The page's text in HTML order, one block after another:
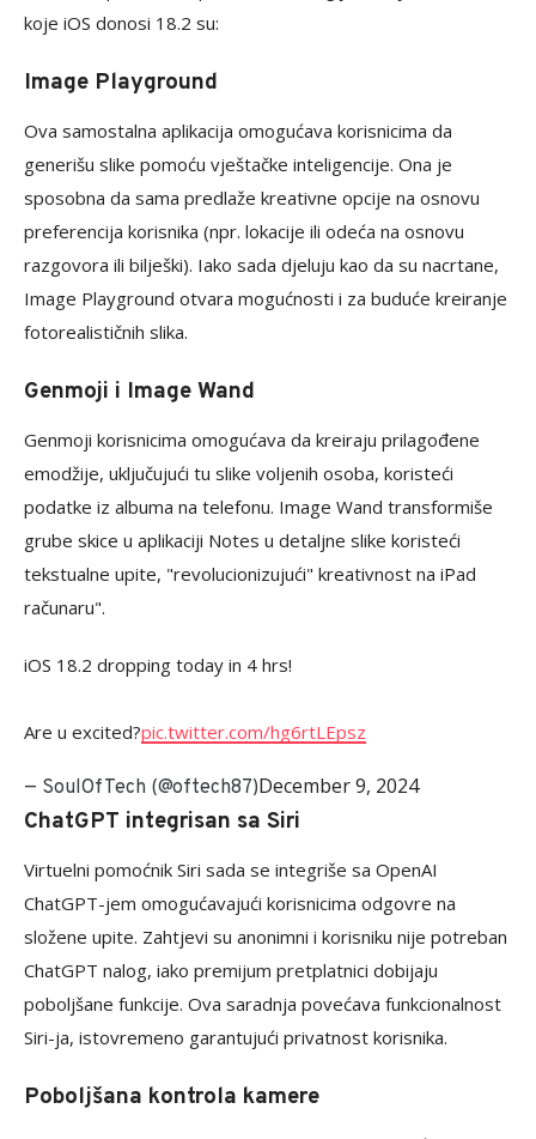
koje iOS donosi 18.2 su:
Image Playground
Ova samostalna aplikacija omogućava korisnicima da
generišu slike pomoću vještačke inteligencije. Ona je
sposobna da sama predlaže kreativne opcije na osnovu
preferencija korisnika (npr. lokacije ili odeća na osnovu
razgovora ili bilješki). Iako sada djeluju kao da su nacrtane,
Image Playground otvara mogućnosti i za buduće kreiranje
fotorealističnih slika.
Genmoji i Image Wand
Genmoji korisnicima omogućava da kreiraju prilagođene
emodžije, uključujući tu slike voljenih osoba, koristeći
podatke iz albuma na telefonu. Image Wand transformiše
grube skice u aplikaciji Notes u detaljne slike koristeći
tekstualne upite, "revolucionizujući" kreativnost na iPad
računaru".
iOS 18.2 dropping today in 4 hrs!
Are u excited?pic.twitter.com/hg6rtLEpsz
— SoulOfTech (@oftech87)December 9, 2024
ChatGPT integrisan sa Siri
Virtuelni pomoćnik Siri sada se integriše sa OpenAI
ChatGPT-jem omogućavajući korisnicima odgovre na
složene upite. Zahtjevi su anonimni i korisniku nije potreban
ChatGPT nalog, iako premijum pretplatnici dobijaju
poboljšane funkcije. Ova saradnja povećava funkcionalnost
Siri-ja, istovremeno garantujući privatnost korisnika.
Poboljšana kontrola kamere